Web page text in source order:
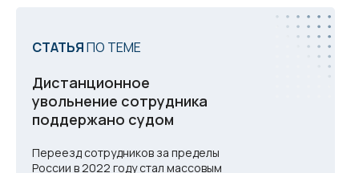
Переезд сотрудников за пределы
России в 2022 году стал массовым
СТАТЬЯПО ТЕМЕ
Дистанционное
увольнение сотрудника
поддержано судом